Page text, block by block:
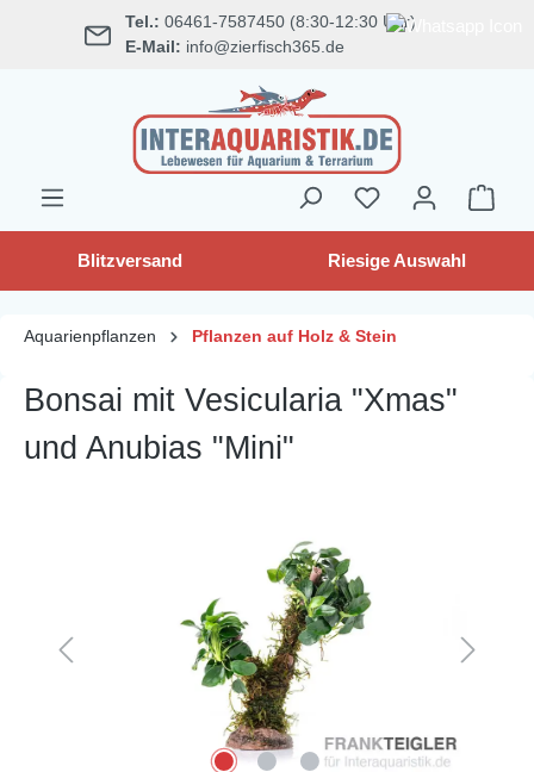
springen Tel.: 06461-7587450 (8:30-12:30 Uhr)
E-Mail: info@zierfisch365.de
Blitzversand Riesige Auswahl
Aquarienpflanzen Pflanzen auf Holz & Stein
Bonsai mit Vesicularia "Xmas"
und Anubias "Mini"